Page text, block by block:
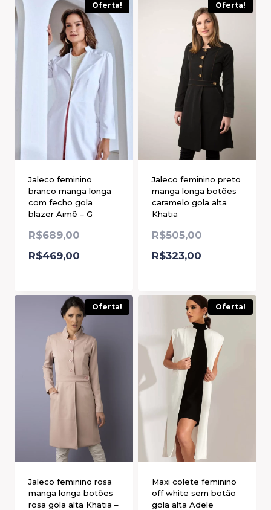
Oferta!
Jaleco feminino
branco manga longa
com fecho gola
blazer Aimê – G
R$689,00
R$469,00
Oferta!
Jaleco feminino preto
manga longa botões
caramelo gola alta
Khatia
R$505,00
R$323,00
Oferta!
Jaleco feminino rosa
manga longa botões
rosa gola alta Khatia –
Oferta!
Maxi colete feminino
off white sem botão
gola alta Adele